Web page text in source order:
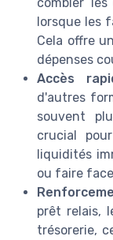
lorsque les
Cela offre
dépenses
Accès
d'autres
souvent
crucial
liquidités
ou faire
prêt relais,
trésorerie,